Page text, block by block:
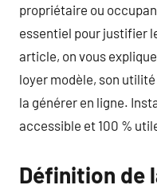
propriétaire ou
essentiel pour justifier
article, on vous
loyer modèle, son
la générer en ligne.
accessible et 100 %
Définition de